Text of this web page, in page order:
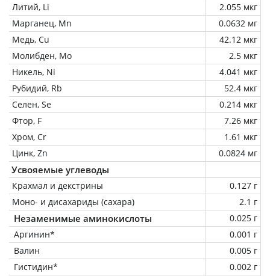
Литий, Li
2.055 мкг
Марганец, Mn
0.0632 мг
Медь, Cu
42.12 мкг
Молибден, Mo
2.5 мкг
Никель, Ni
4.041 мкг
Рубидий, Rb
52.4 мкг
Селен, Se
0.214 мкг
Фтор, F
7.26 мкг
Хром, Cr
1.61 мкг
Цинк, Zn
0.0824 мг
Усвояемые углеводы
Крахмал и декстрины
0.127 г
Моно- и дисахариды (сахара)
2.1 г
Незаменимые аминокислоты
0.025 г
Аргинин*
0.001 г
Валин
0.005 г
Гистидин*
0.002 г